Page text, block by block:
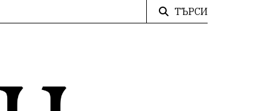
ТЪРСИ